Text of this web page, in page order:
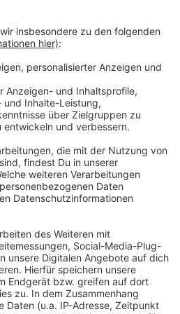
Tag ein Türchen. Dazu
besten Türchensteher
bringt uns seinen
Morgen frei Haus. Lustig,
Und jetzt ran ans Türchen.